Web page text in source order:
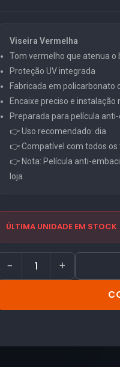
Viseira Vermelha
Tom vermelho que atenua o
Proteção UV integrada
Fabricada em policarbonato
Encaixe preciso e instalação
Preparada para película
👉 Uso recomendado: dia
👉 Compatível com todos os
👉 Nota: Película anti-
loja
ÚLTIMA UNIDADE EM STOCK
− +